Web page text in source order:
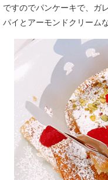
ですのでパンケーキで、ガ
パイとアーモンドクリーム